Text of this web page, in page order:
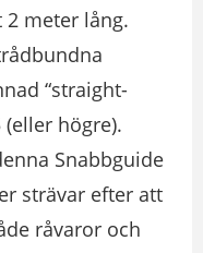
2 meter lång.
“straight-
högre).
Snabbguide
strävar efter att
råvaror och